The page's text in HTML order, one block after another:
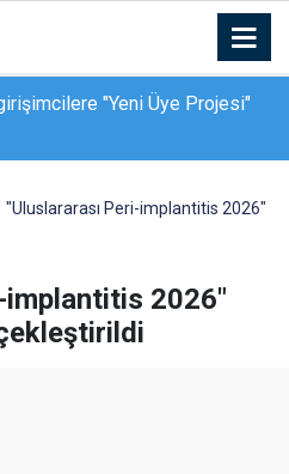
feci kaza: 150 metrelik
"Uluslararası Peri-implantitis 2026"
implantitis 2026"